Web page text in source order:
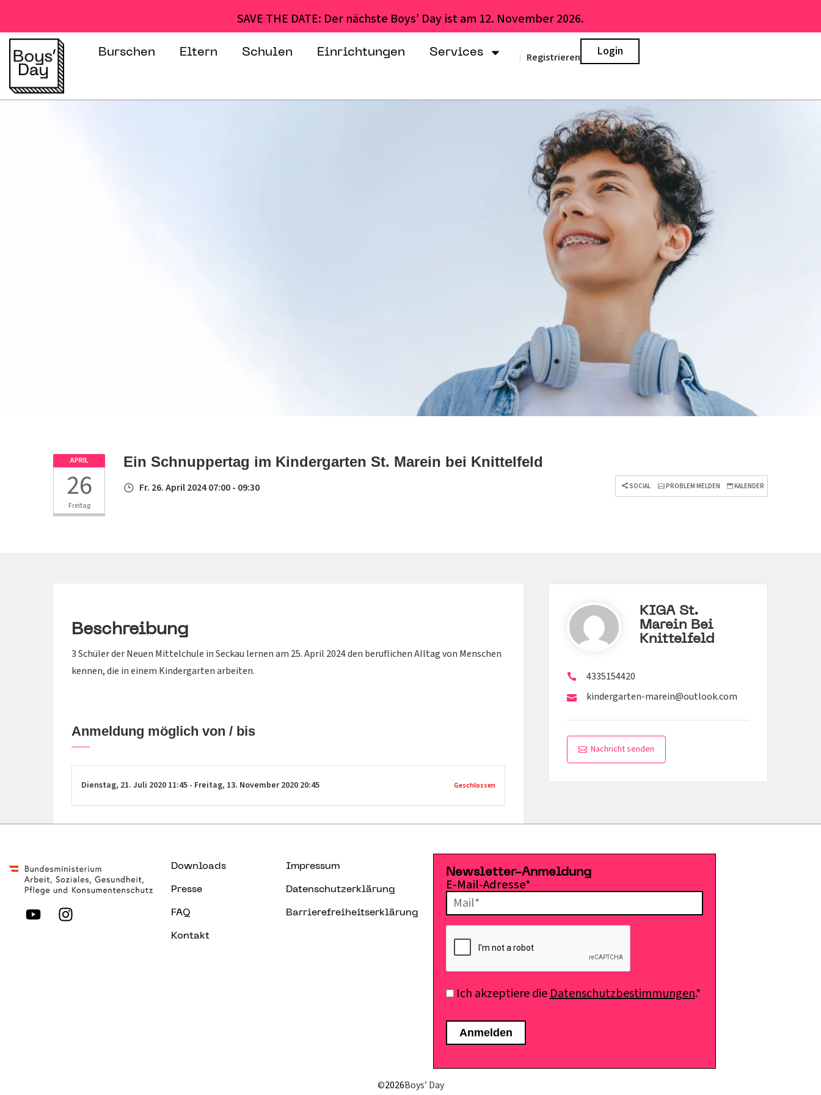
SAVE THE DATE: Der nächste Boys’ Day ist am 12. November 2026.
Burschen Eltern Schulen Einrichtungen Services | Registrieren Login
APRIL
26
Freitag
Ein Schnuppertag im Kindergarten St. Marein bei Knittelfeld
Fr. 26. April 2024 07:00 - 09:30 SOCIAL PROBLEM MELDEN KALENDER
Beschreibung
3 Schüler der Neuen Mittelchule in Seckau lernen am 25. April 2024 den beruflichen Alltag von Menschen
kennen, die in einem Kindergarten arbeiten.
Anmeldung möglich von / bis
Dienstag, 21. Juli 2020 11:45 - Freitag, 13. November 2020 20:45 Geschlossen
KIGA St.
Marein Bei
Knittelfeld
4335154420
kindergarten-marein@outlook.com
Nachricht senden
Downloads
Presse
FAQ
Kontakt
Impressum
Datenschutzerklärung
Barrierefreiheitserklärung
Newsletter-Anmeldung
E-Mail-Adresse*
Ich akzeptiere dieDatenschutzbestimmungen.*
©2026Boys’ Day